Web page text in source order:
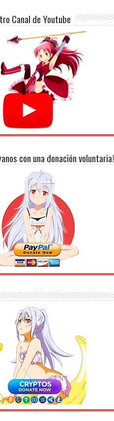
Canal de Youtube
con una donación voluntaria!